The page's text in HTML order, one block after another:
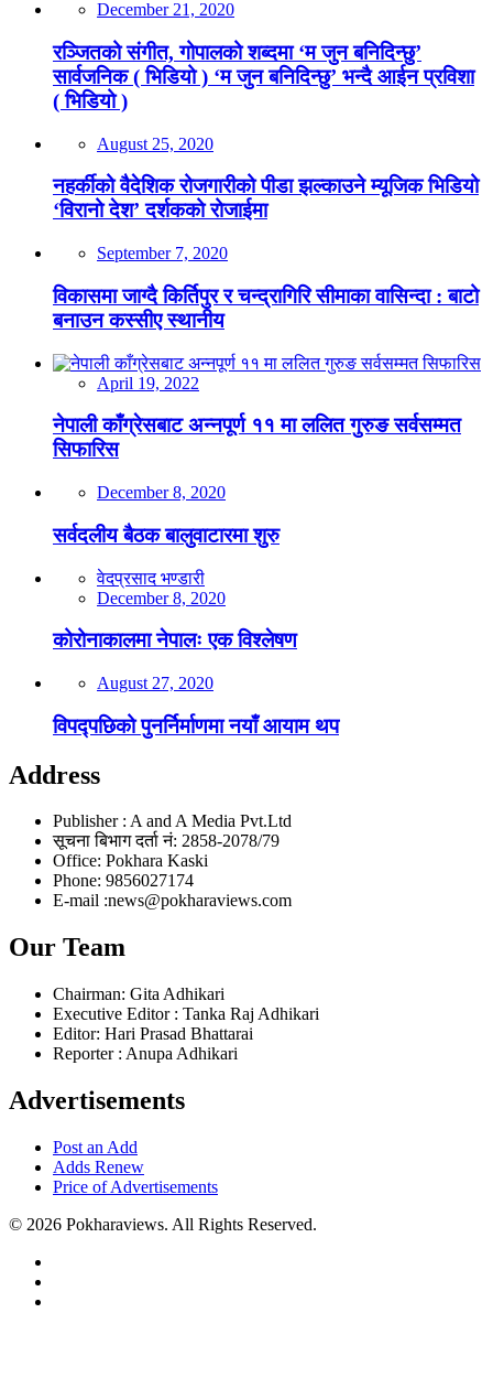
December 21, 2020
रञ्जितको संगीत, गोपालको शब्दमा ‘म जुन बनिदिन्छु’
सार्वजनिक ( भिडियो ) ‘म जुन बनिदिन्छु’ भन्दै आईन प्रविशा
( भिडियो )
August 25, 2020
नहर्कीको वैदेशिक रोजगारीको पीडा झल्काउने म्यूजिक भिडियो
‘विरानो देश’ दर्शकको रोजाईमा
September 7, 2020
विकासमा जाग्दै किर्तिपुर र चन्द्रागिरि सीमाका वासिन्दा : बाटो
बनाउन कस्सीए स्थानीय
April 19, 2022
नेपाली काँग्रेसबाट अन्नपूर्ण ११ मा ललित गुरुङ सर्वसम्मत
सिफारिस
December 8, 2020
सर्वदलीय बैठक बालुवाटारमा शुरु
वेदप्रसाद भण्डारी
December 8, 2020
कोरोनाकालमा नेपालः एक विश्लेषण
August 27, 2020
विपद्पछिको पुनर्निर्माणमा नयाँ आयाम थप
Address
Publisher : A and A Media Pvt.Ltd
सूचना बिभाग दर्ता नं: 2858-2078/79
Office: Pokhara Kaski
Phone: 9856027174
E-mail :news@pokharaviews.com
Our Team
Chairman: Gita Adhikari
Executive Editor : Tanka Raj Adhikari
Editor: Hari Prasad Bhattarai
Reporter : Anupa Adhikari
Advertisements
Post an Add
Adds Renew
Price of Advertisements
© 2026 Pokharaviews. All Rights Reserved.